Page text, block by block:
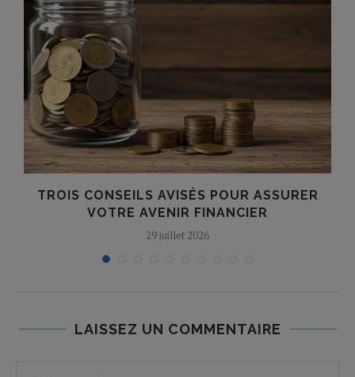
TROIS CONSEILS AVISÉS POUR ASSURER
VOTRE AVENIR FINANCIER
29 juillet 2026
LAISSEZ UN COMMENTAIRE